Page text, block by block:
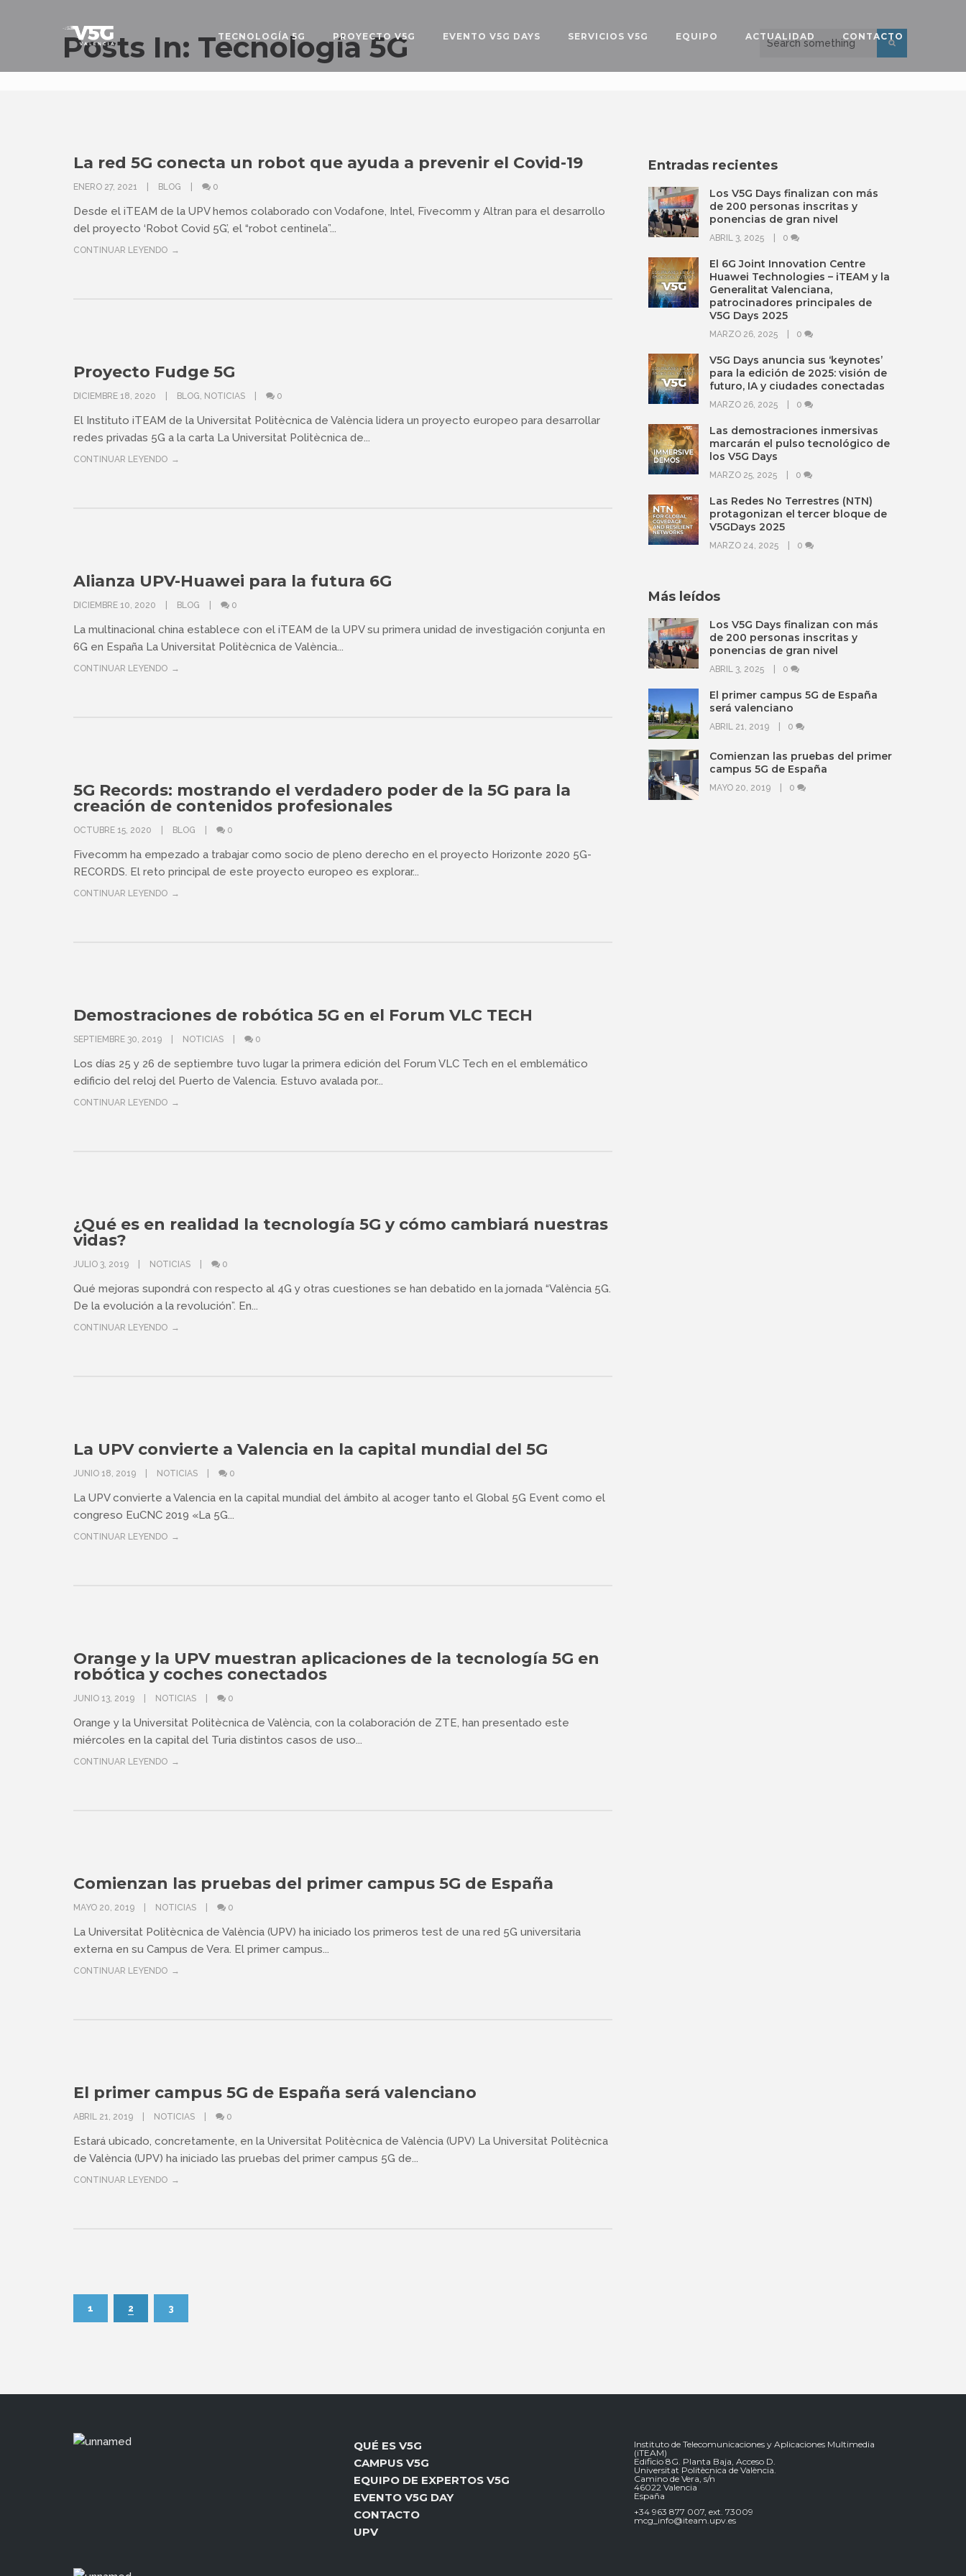
TECNOLOGÍA 5G PROYECTO V5G EVENTO V5G DAYS SERVICIOS V5G EQUIPO ACTUALIDAD CONTACTO
Posts In: Tecnología 5G
La red 5G conecta un robot que ayuda a prevenir el Covid-19
ENERO 27, 2021 BLOG 0
Desde el iTEAM de la UPV hemos colaborado con Vodafone, Intel, Fivecomm y Altran para el desarrollo
del proyecto ‘Robot Covid 5G’, el “robot centinela”...
CONTINUAR LEYENDO
Proyecto Fudge 5G
DICIEMBRE 18, 2020 BLOG, NOTICIAS 0
El Instituto iTEAM de la Universitat Politècnica de València lidera un proyecto europeo para desarrollar
redes privadas 5G a la carta La Universitat Politècnica de...
CONTINUAR LEYENDO
Alianza UPV-Huawei para la futura 6G
DICIEMBRE 10, 2020 BLOG 0
La multinacional china establece con el iTEAM de la UPV su primera unidad de investigación conjunta en
6G en España La Universitat Politècnica de València...
CONTINUAR LEYENDO
5G Records: mostrando el verdadero poder de la 5G para la
creación de contenidos profesionales
OCTUBRE 15, 2020 BLOG 0
Fivecomm ha empezado a trabajar como socio de pleno derecho en el proyecto Horizonte 2020 5G-
RECORDS. El reto principal de este proyecto europeo es explorar...
CONTINUAR LEYENDO
Demostraciones de robótica 5G en el Forum VLC TECH
SEPTIEMBRE 30, 2019 NOTICIAS 0
Los días 25 y 26 de septiembre tuvo lugar la primera edición del Forum VLC Tech en el emblemático
edificio del reloj del Puerto de Valencia. Estuvo avalada por...
CONTINUAR LEYENDO
¿Qué es en realidad la tecnología 5G y cómo cambiará nuestras
vidas?
JULIO 3, 2019 NOTICIAS 0
Qué mejoras supondrá con respecto al 4G y otras cuestiones se han debatido en la jornada “València 5G.
De la evolución a la revolución”. En...
CONTINUAR LEYENDO
La UPV convierte a Valencia en la capital mundial del 5G
JUNIO 18, 2019 NOTICIAS 0
La UPV convierte a Valencia en la capital mundial del ámbito al acoger tanto el Global 5G Event como el
congreso EuCNC 2019 «La 5G...
CONTINUAR LEYENDO
Orange y la UPV muestran aplicaciones de la tecnología 5G en
robótica y coches conectados
JUNIO 13, 2019 NOTICIAS 0
Orange y la Universitat Politècnica de València, con la colaboración de ZTE, han presentado este
miércoles en la capital del Turia distintos casos de uso...
CONTINUAR LEYENDO
Comienzan las pruebas del primer campus 5G de España
MAYO 20, 2019 NOTICIAS 0
La Universitat Politècnica de València (UPV) ha iniciado los primeros test de una red 5G universitaria
externa en su Campus de Vera. El primer campus...
CONTINUAR LEYENDO
El primer campus 5G de España será valenciano
ABRIL 21, 2019 NOTICIAS 0
Estará ubicado, concretamente, en la Universitat Politècnica de València (UPV) La Universitat Politècnica
de València (UPV) ha iniciado las pruebas del primer campus 5G de...
CONTINUAR LEYENDO
1 2 3
Entradas recientes
Los V5G Days finalizan con más
de 200 personas inscritas y
ponencias de gran nivel
ABRIL 3, 2025 0
El 6G Joint Innovation Centre
Huawei Technologies – iTEAM y la
Generalitat Valenciana,
patrocinadores principales de
V5G Days 2025
MARZO 26, 2025 0
V5G Days anuncia sus ‘keynotes’
para la edición de 2025: visión de
futuro, IA y ciudades conectadas
MARZO 26, 2025 0
Las demostraciones inmersivas
marcarán el pulso tecnológico de
los V5G Days
MARZO 25, 2025 0
Las Redes No Terrestres (NTN)
protagonizan el tercer bloque de
V5GDays 2025
MARZO 24, 2025 0
Más leídos
Los V5G Days finalizan con más
de 200 personas inscritas y
ponencias de gran nivel
ABRIL 3, 2025 0
El primer campus 5G de España
será valenciano
ABRIL 21, 2019 0
Comienzan las pruebas del primer
campus 5G de España
MAYO 20, 2019 0
QUÉ ES V5G
CAMPUS V5G
EQUIPO DE EXPERTOS V5G
EVENTO V5G DAY
CONTACTO
UPV
Instituto de Telecomunicaciones y Aplicaciones Multimedia
(iTEAM)
Edificio 8G. Planta Baja, Acceso D.
Universitat Politècnica de València.
Camino de Vera, s/n
46022 Valencia
España
+34 963 877 007, ext. 73009
mcg_info@iteam.upv.es